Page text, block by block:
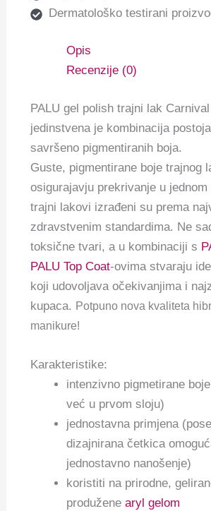
Dermatološko testirani
Opis
Recenzije (0)
PALU gel polish trajni lak
jedinstvena je kombinacija
savršeno pigmentiranih boja.
Guste, pigmentirane boje trajnog
osigurajavju prekrivanje u jednom
trajni lakovi izrađeni su prema
zdravstvenim standardima. Ne
toksične tvari, a u kombinaciji s
PALU Top Coat-ovima stvaraju
koji udovoljava očekivanjima i
kupaca. Potpuno nova kvaliteta
manikure!
Karakteristike:
intenzivno pigmetirane
već u prvom sloju)
jednostavna primjena
dizajnirana četkica
jednostavno nanošenje)
koristiti na prirodne,
produženearyl gelom